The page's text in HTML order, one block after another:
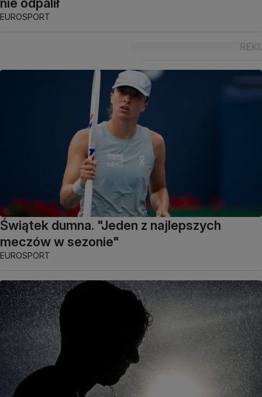
EUROSPORT
Świątek dumna. "Jeden z najlepszych
meczów w sezonie"
EUROSPORT